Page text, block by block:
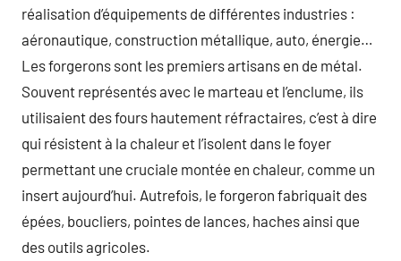
réalisation d’équipements de différentes industries :
aéronautique, construction métallique, auto, énergie…
Les forgerons sont les premiers artisans en de métal.
Souvent représentés avec le marteau et l’enclume, ils
utilisaient des fours hautement réfractaires, c’est à dire
qui résistent à la chaleur et l’isolent dans le foyer
permettant une cruciale montée en chaleur, comme un
insert aujourd’hui. Autrefois, le forgeron fabriquait des
épées, boucliers, pointes de lances, haches ainsi que
des outils agricoles.